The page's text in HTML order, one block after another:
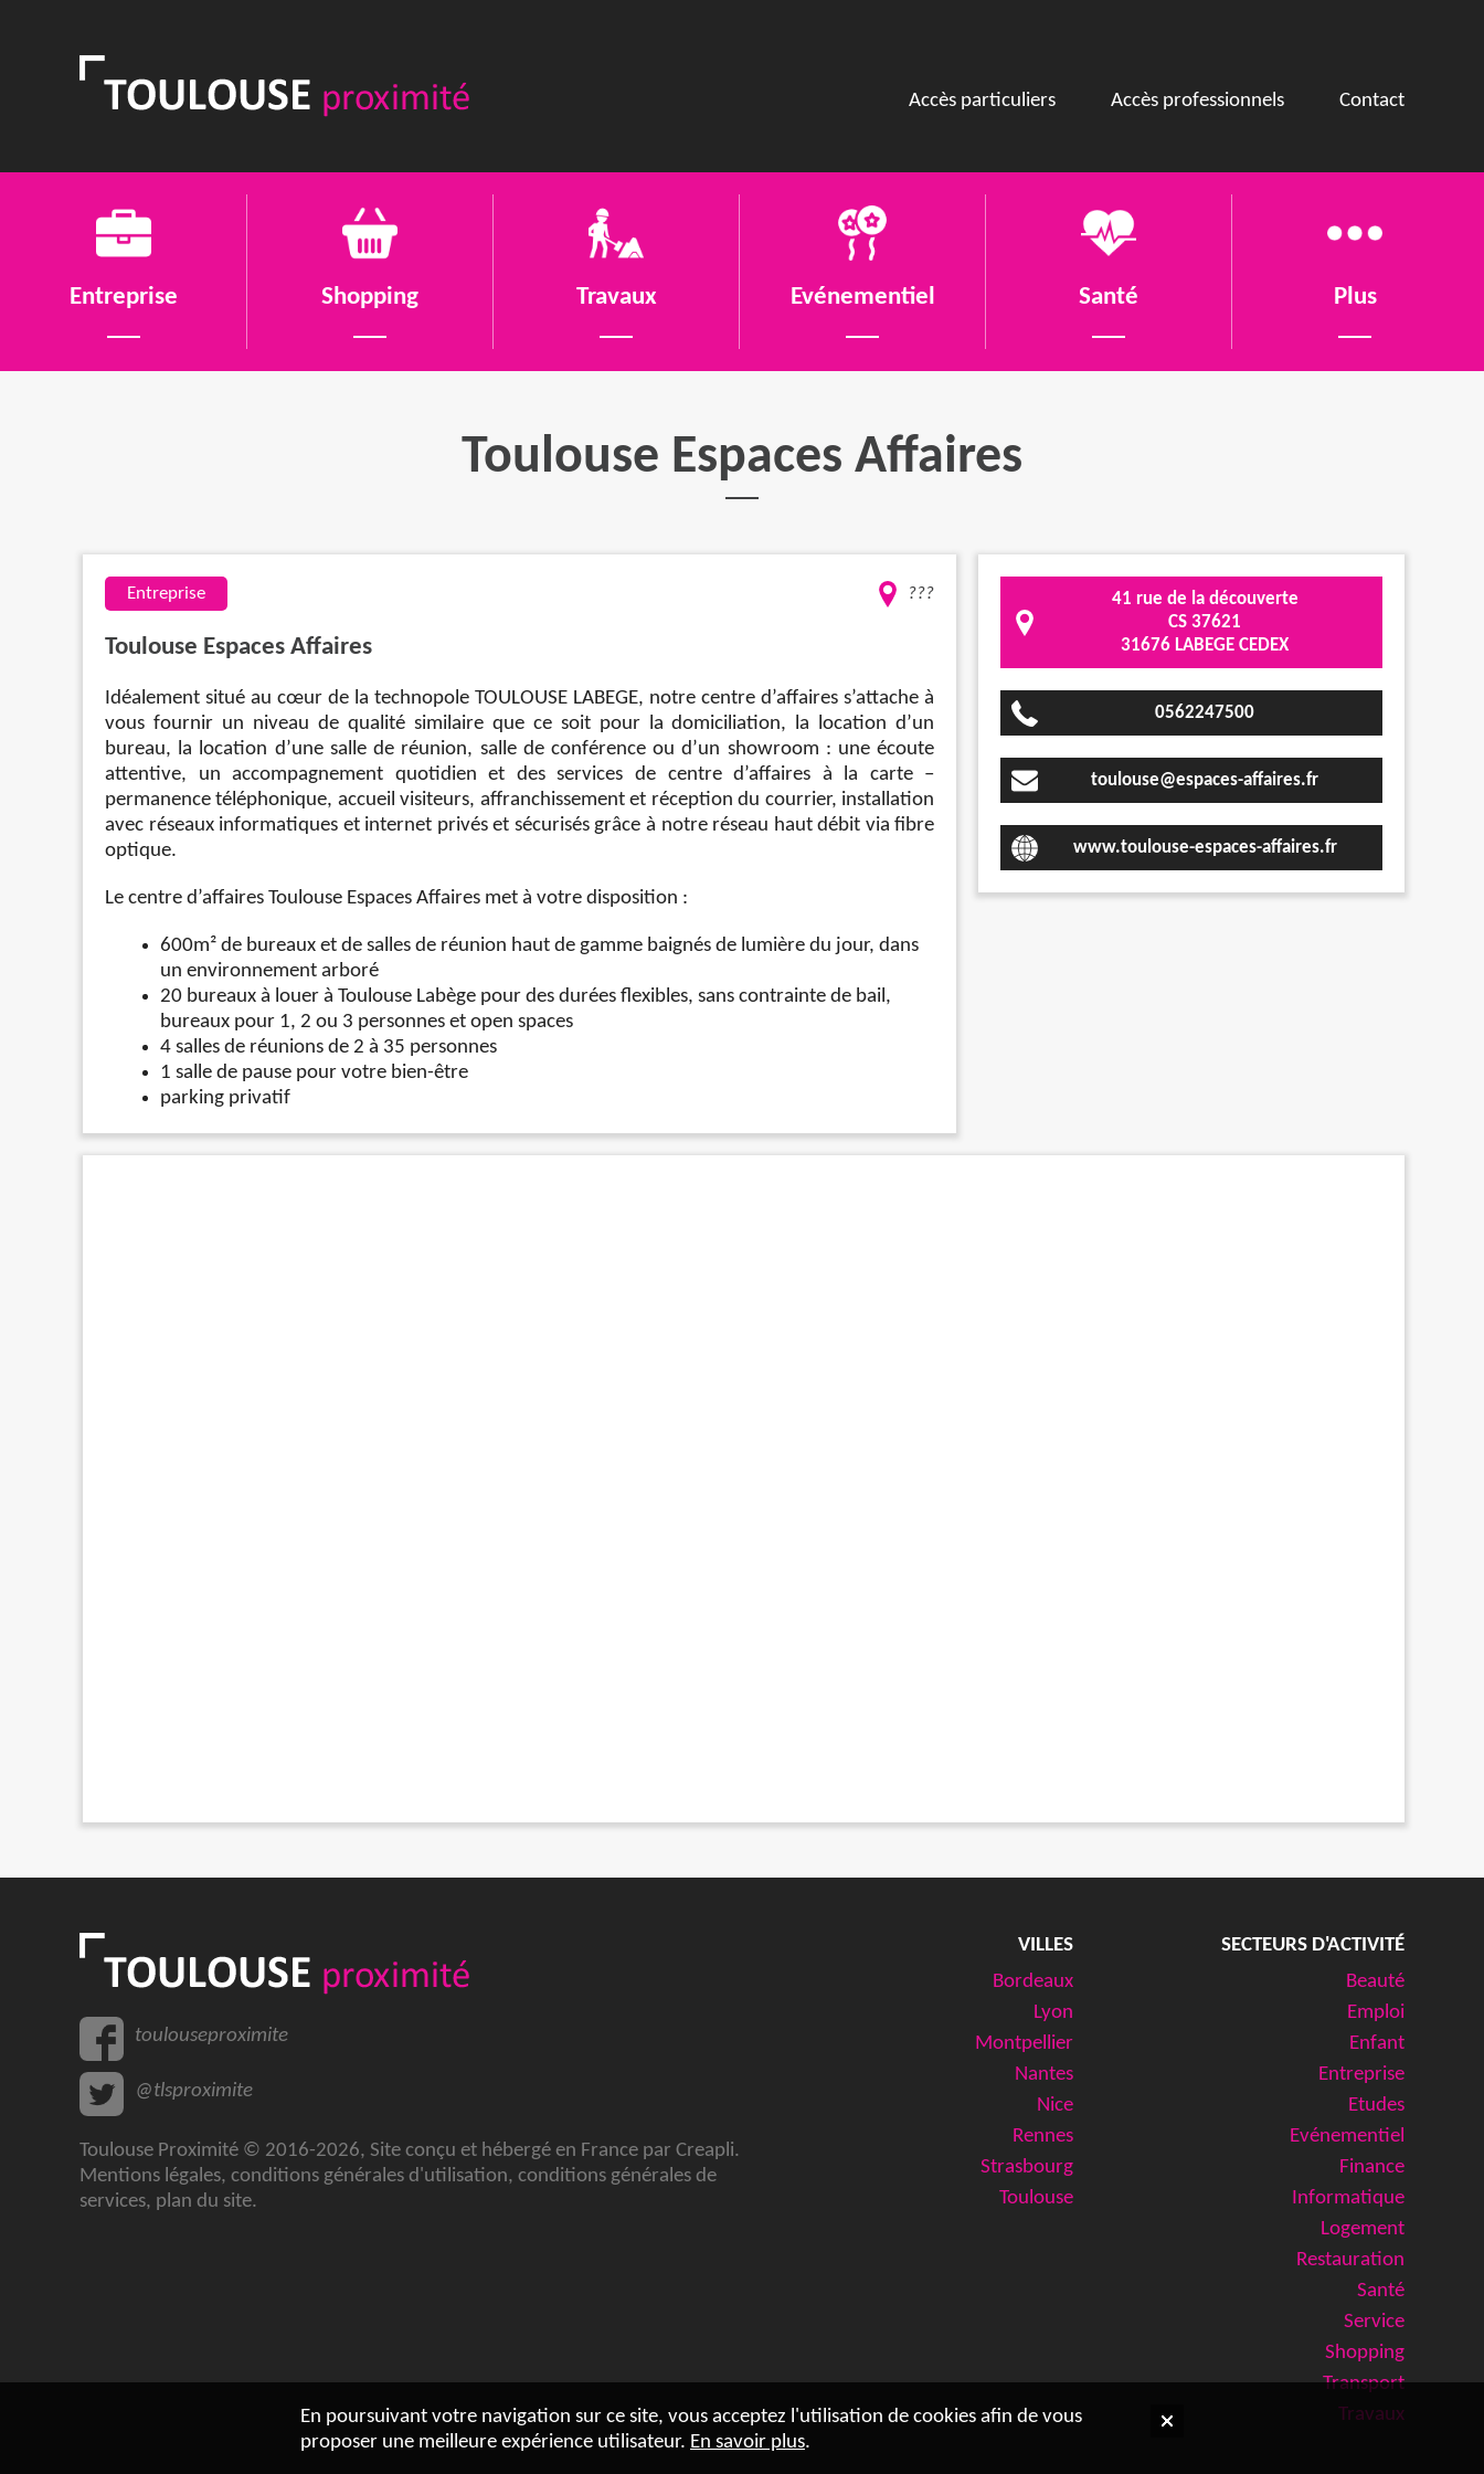
Accès particuliers Accès professionnels Contact
Entreprise Shopping Travaux Evénementiel Santé Plus
Toulouse Espaces Affaires
Entreprise ???
Toulouse Espaces Affaires
Idéalement situé au cœur de la technopole TOULOUSE LABEGE, notre centre d’affaires s’attache à
vous fournir un niveau de qualité similaire que ce soit pour la domiciliation, la location d’un
bureau, la location d’une salle de réunion, salle de conférence ou d’un showroom : une écoute
attentive, un accompagnement quotidien et des services de centre d’affaires à la carte –
permanence téléphonique, accueil visiteurs, affranchissement et réception du courrier, installation
avec réseaux informatiques et internet privés et sécurisés grâce à notre réseau haut débit via fibre
optique.
Le centre d’affaires Toulouse Espaces Affaires met à votre disposition :
600m² de bureaux et de salles de réunion haut de gamme baignés de lumière du jour, dans
un environnement arboré
20 bureaux à louer à Toulouse Labège pour des durées flexibles, sans contrainte de bail,
bureaux pour 1, 2 ou 3 personnes et open spaces
4 salles de réunions de 2 à 35 personnes
1 salle de pause pour votre bien-être
parking privatif
41 rue de la découverte
CS 37621
31676 LABEGE CEDEX
0562247500
toulouse@espaces-affaires.fr
www.toulouse-espaces-affaires.fr
toulouseproximite
@tlsproximite
SECTEURS D'ACTIVITÉ
Beauté
Emploi
Enfant
Entreprise
Etudes
Evénementiel
Finance
Informatique
Logement
Restauration
Santé
Service
Shopping
Transport
Travaux
VILLES
Bordeaux
Lyon
Montpellier
Nantes
Nice
Rennes
Strasbourg
Toulouse
Toulouse Proximité © 2016-2026, Site conçu et hébergé en France par Creapli.
Mentions légales, conditions générales d'utilisation, conditions générales de
services, plan du site.
En poursuivant votre navigation sur ce site, vous acceptez l'utilisation de cookies afin de vous
proposer une meilleure expérience utilisateur. En savoir plus.